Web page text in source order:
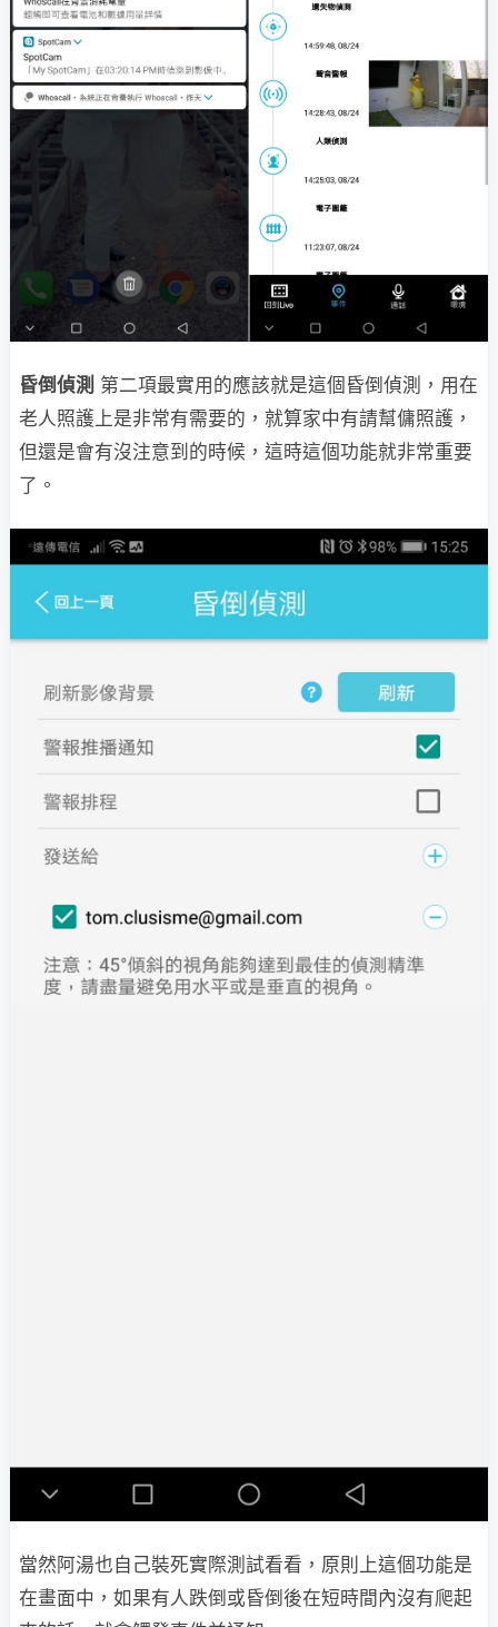
昏倒偵測 第二項最實用的應該就是這個昏倒偵測，用在
老人照護上是非常有需要的，就算家中有請幫傭照護，
但還是會有沒注意到的時候，這時這個功能就非常重要
了。
當然阿湯也自己裝死實際測試看看，原則上這個功能是
在畫面中，如果有人跌倒或昏倒後在短時間內沒有爬起